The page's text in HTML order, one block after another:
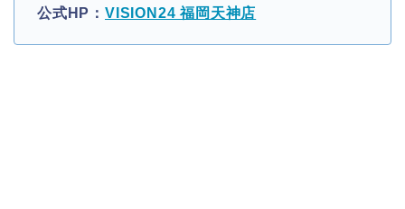
公式HP： VISION24 福岡天神店